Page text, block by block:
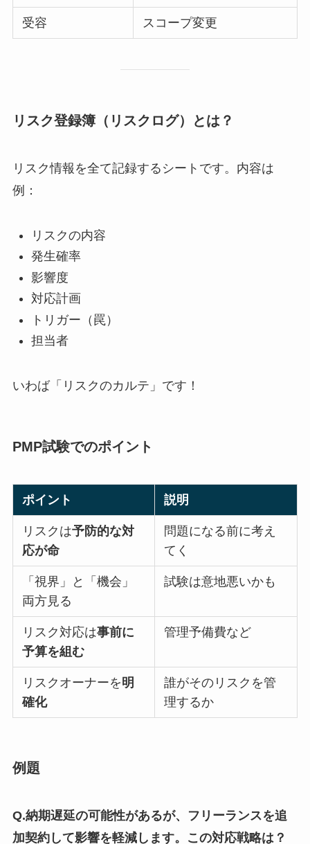
受容 スコープ変更
リスク登録簿（リスクログ）とは？
リスク情報を全て記録するシートです。内容は
例：
リスクの内容
発生確率
影響度
対応計画
トリガー（罠）
担当者
いわば「リスクのカルテ」です！
PMP試験でのポイント
ポイント 説明
リスクは予防的な対
応が命
問題になる前に考え
てく
「視界」と「機会」
両方見る
試験は意地悪いかも
リスク対応は事前に
予算を組む
管理予備費など
リスクオーナーを明
確化
誰がそのリスクを管
理するか
例題
Q.納期遅延の可能性があるが、フリーランスを追
加契約して影響を軽減します。この対応戦略は？